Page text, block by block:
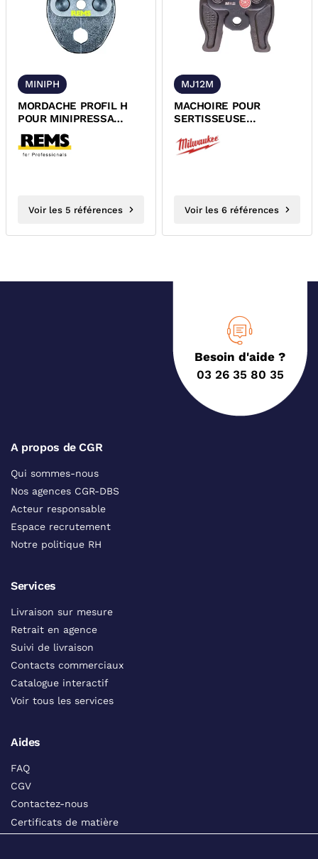
MINIPH
MORDACHE PROFIL H
POUR MINIPRESSA
REMS
Voir les 5 références
MJ12M
MACHOIRE POUR
SERTISSEUSE
M
Voir les 6 références
Besoin d'aide ?
03 26 35 80 35
A propos de CGR
Qui sommes-nous
Nos agences CGR-DBS
Acteur responsable
Espace recrutement
Notre politique RH
Services
Livraison sur mesure
Retrait en agence
Suivi de livraison
Contacts commerciaux
Catalogue interactif
Voir tous les services
Aides
FAQ
CGV
Contactez-nous
Certificats de matière